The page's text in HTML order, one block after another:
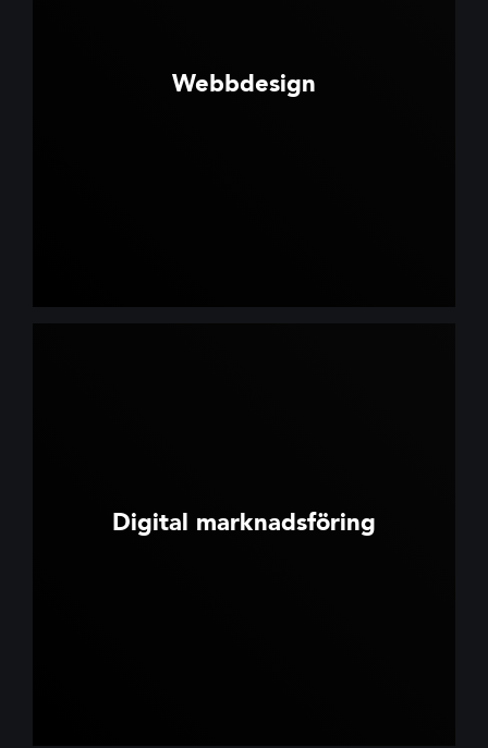
Webbdesign
Digital marknadsföring